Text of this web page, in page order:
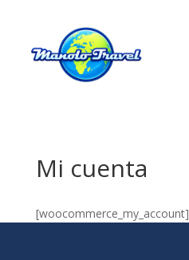
Mi cuenta
[woocommerce_my_account]